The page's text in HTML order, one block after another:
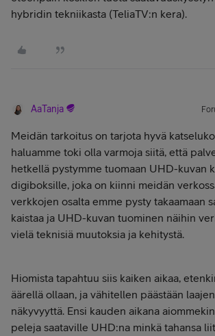
hybridin tekniikasta (TeliaTV:n kera).
AaTanja
Meidän tarkoitus on tarjota hyvä
haluamme toki olla varmoja siitä, että
hetkellä pystymme tuomaan UHD-kuvan
digiboksille, joka on kiinni meidän
verkkojen osalta emme pysty takaamaan
kaistaa ja UHD-kuvan tuominen näihin
vielä teknisiä muutoksia ja kehitystä.
Hiomista tapahtuu siis kaiken aikaa,
äärellä ollaan, ja vähitellen päästään
näkyvyyttä. Ensi kauden aikana
peleja saataville UHD:na minkä tahansa